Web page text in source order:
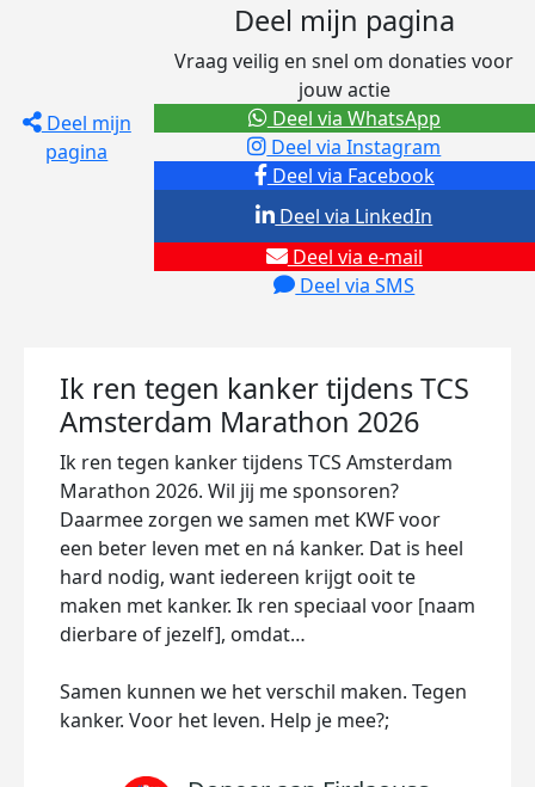
Deel mijn
pagina
Deel mijn pagina
Vraag veilig en snel om donaties voor
jouw actie
Deel via Facebook
Deel via Instagram
Deel via e-mail
Deel via SMS
Deel via LinkedIn
Deel via WhatsApp
Ik ren tegen kanker tijdens TCS
Amsterdam Marathon 2026
Ik ren tegen kanker tijdens TCS Amsterdam
Marathon 2026. Wil jij me sponsoren?
Daarmee zorgen we samen met KWF voor
een beter leven met en ná kanker. Dat is heel
hard nodig, want iedereen krijgt ooit te
maken met kanker. Ik ren speciaal voor [naam
dierbare of jezelf], omdat…
Samen kunnen we het verschil maken. Tegen
kanker. Voor het leven. Help je mee?;